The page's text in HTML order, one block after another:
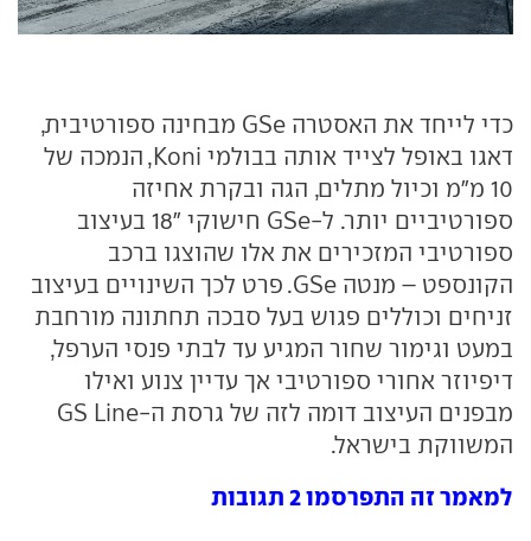
כדי לייחד את האסטרה GSe מבחינה ספורטיבית,
דאגו באופל לצייד אותה בבולמי Koni, הנמכה של
10 מ"מ וכיול מתלים, הגה ובקרת אחיזה
ספורטיביים יותר. ל-GSe חישוקי "18 בעיצוב
ספורטיבי המזכירים את אלו שהוצגו ברכב
הקונספט – מנטה GSe. פרט לכך השינויים בעיצוב
זניחים וכוללים פגוש בעל סבכה תחתונה מורחבת
במעט וגימור שחור המגיע עד לבתי פנסי הערפל,
דיפיוזר אחורי ספורטיבי אך עדיין צנוע ואילו
מבפנים העיצוב דומה לזה של גרסת ה-GS Line
המשווקת בישראל.
למאמר זה התפרסמו 2 תגובות